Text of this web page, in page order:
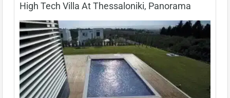
High Tech Villa At Thessaloniki, Panorama